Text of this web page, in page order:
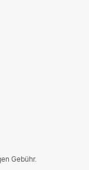
Gebühr.